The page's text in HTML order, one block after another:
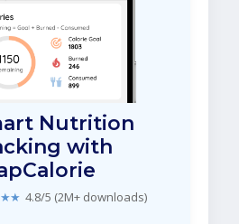
Nutrition
with
4.8/5 (2M+ downloads)